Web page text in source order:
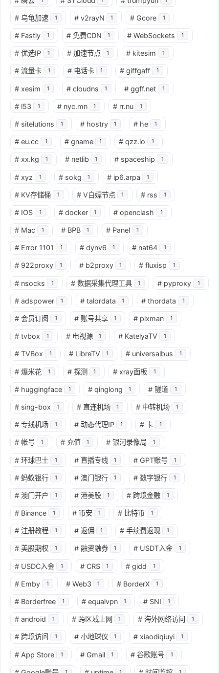
# 乌龟加速 1 # v2rayN 1 # Gcore 1
# Fastly 1 # 免费CDN 1 # WebSockets 1
# 优选IP 1 # 加速节点 1 # kitesim 1
# 流量卡 1 # 电话卡 1 # giffgaff 1
# xesim 1 # cloudns 1 # ggff.net 1
# l53 1 # nyc.mn 1 # rr.nu 1
# sitelutions 1 # hostry 1 # he 1
# eu.cc 1 # gname 1 # qzz.io 1
# xx.kg 1 # netlib 1 # spaceship 1
# xyz 1 # sokg 1 # ip6.arpa 1
# KV存储桶 1 # V白嫖节点 1 # rss 1
# IOS 1 # docker 1 # openclash 1
# Mac 1 # BPB 1 # Panel 1
# Error 1101 1 # dynv6 1 # nat64 1
# 922proxy 1 # b2proxy 1 # fluxisp 1
# nsocks 1 # 数据采集代理工具 1 # pyproxy 1
# adspower 1 # talordata 1 # thordata 1
# 会员订阅 1 # 账号共享 1 # pixman 1
# tvbox 1 # 电视源 1 # KatelyaTV 1
# TVBox 1 # LibreTV 1 # universalbus 1
# 爆米花 1 # 探测 1 # xray面板 1
# huggingface 1 # qinglong 1 # 隧道 1
# sing-box 1 # 直连机场 1 # 中转机场 1
# 专线机场 1 # 动态代理IP 1 # 卡 1
# 帐号 1 # 充值 1 # 银河录像局 1
# 环球巴士 1 # 直播专线 1 # GPT账号 1
# 蚂蚁银行 1 # 澳门银行 1 # 数字银行 1
# 澳门开户 1 # 港美股 1 # 跨境金融 1
# Binance 1 # 币安 1 # 比特币 1
# 注册教程 1 # 返佣 1 # 手续费返现 1
# 美股期权 1 # 融资融券 1 # USDT入金 1
# USDC入金 1 # CRS 1 # gidd 1
# Emby 1 # Web3 1 # BorderX 1
# Borderfree 1 # equalvpn 1 # SNI 1
# android 1 # 跨区域上网 1 # 海外网络访问 1
# 跨境访问 1 # 小地球仪 1 # xiaodiqiuyi 1
# App Store 1 # Gmail 1 # 谷歌账号 1